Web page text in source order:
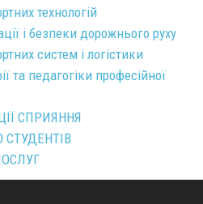
технологій
і безпеки дорожнього руху
систем і логістики
та педагогіки професійної
СПРИЯННЯ